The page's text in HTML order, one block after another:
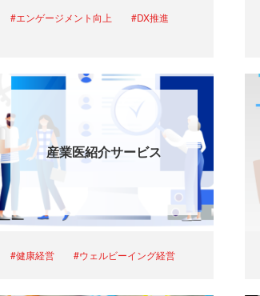
#エンゲージメント向上 #DX推進
産業医紹介サービス
#健康経営 #ウェルビーイング経営